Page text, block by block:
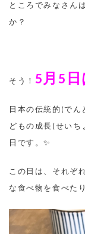
ところでみなさん
か？
そう！ 5月 5
日本の伝統的 (でん
どもの成長 ( せいち
日です。✨
この日は、それぞ
な食べ物を食べた